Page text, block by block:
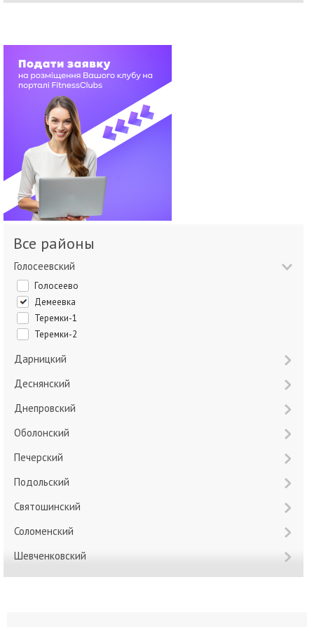
Все районы
Голосеевский
Голосеево
Демеевка
Теремки-1
Теремки-2
Дарницкий
Деснянский
Днепровский
Оболонский
Печерский
Подольский
Святошинский
Соломенский
Шевченковский